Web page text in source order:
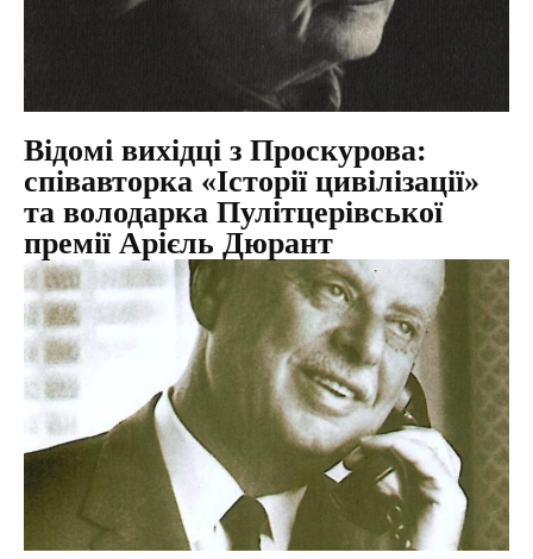
Відомі вихідці з Проскурова:
співавторка «Історії цивілізації»
та володарка Пулітцерівської
премії Арієль Дюрант